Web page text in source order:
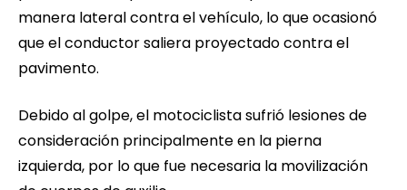
manera lateral contra el vehículo, lo que ocasionó
que el conductor saliera proyectado contra el
pavimento.
Debido al golpe, el motociclista sufrió lesiones de
consideración principalmente en la pierna
izquierda, por lo que fue necesaria la movilización